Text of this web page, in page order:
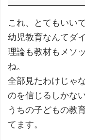
これ、とてもいいで
幼児教育なんてダ
理論も教材もメソ
ね。
全部見たわけじゃ
のを信じるしかな
うちの子どもの教
てます。